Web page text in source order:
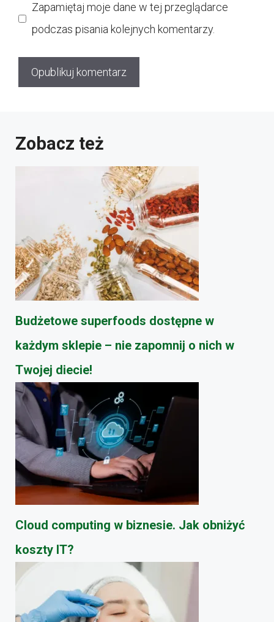
Zapamiętaj moje dane w tej przeglądarce
podczas pisania kolejnych komentarzy.
Zobacz też
Budżetowe superfoods dostępne w
każdym sklepie – nie zapomnij o nich w
Twojej diecie!
Cloud computing w biznesie. Jak obniżyć
koszty IT?